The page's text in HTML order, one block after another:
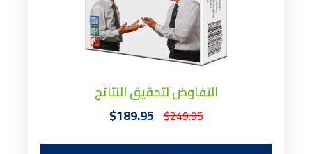
التفاوض لتحقيق النتائج
$249.95
$189.95